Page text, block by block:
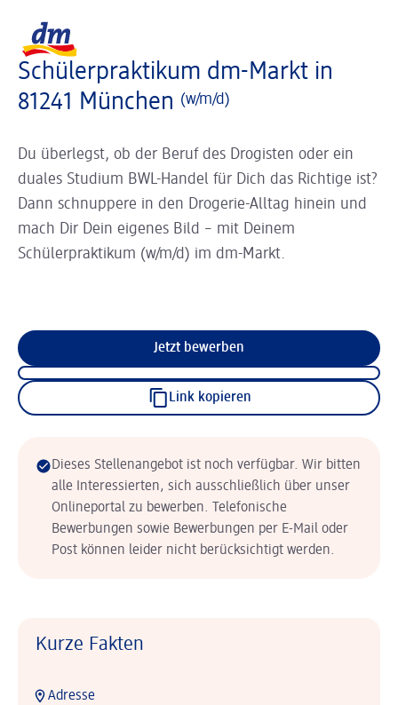
Schülerpraktikum dm-Markt in
81241 München (w/m/d)
Du überlegst, ob der Beruf des Drogisten oder ein
duales Studium BWL-Handel für Dich das Richtige ist?
Dann schnuppere in den Drogerie-Alltag hinein und
mach Dir Dein eigenes Bild – mit Deinem
Schülerpraktikum (w/m/d) im dm-Markt.
Jetzt bewerben
Link kopieren
Dieses Stellenangebot ist noch verfügbar. Wir bitten
alle Interessierten, sich ausschließlich über unser
Onlineportal zu bewerben. Telefonische
Bewerbungen sowie Bewerbungen per E-Mail oder
Post können leider nicht berücksichtigt werden.
Kurze Fakten
Adresse